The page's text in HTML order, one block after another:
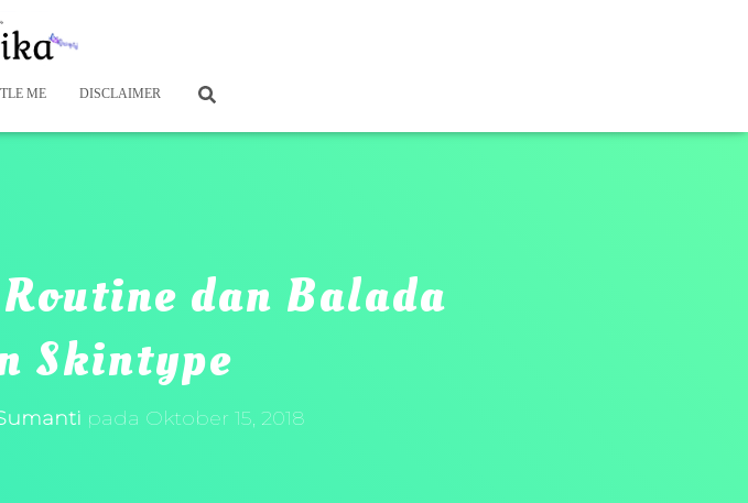
ME DISCLAIMER
dan Balada
Skintype
pada Oktober 15, 2018